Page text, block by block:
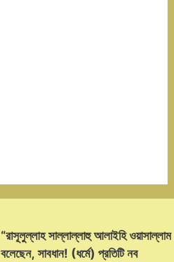
“রাসূলুল্লাহ সাল্লাল্লাহু আলাইহি ওয়াসাল্লাম
বলেছেন, সাবধান! (ধর্মে) প্রতিটি নব